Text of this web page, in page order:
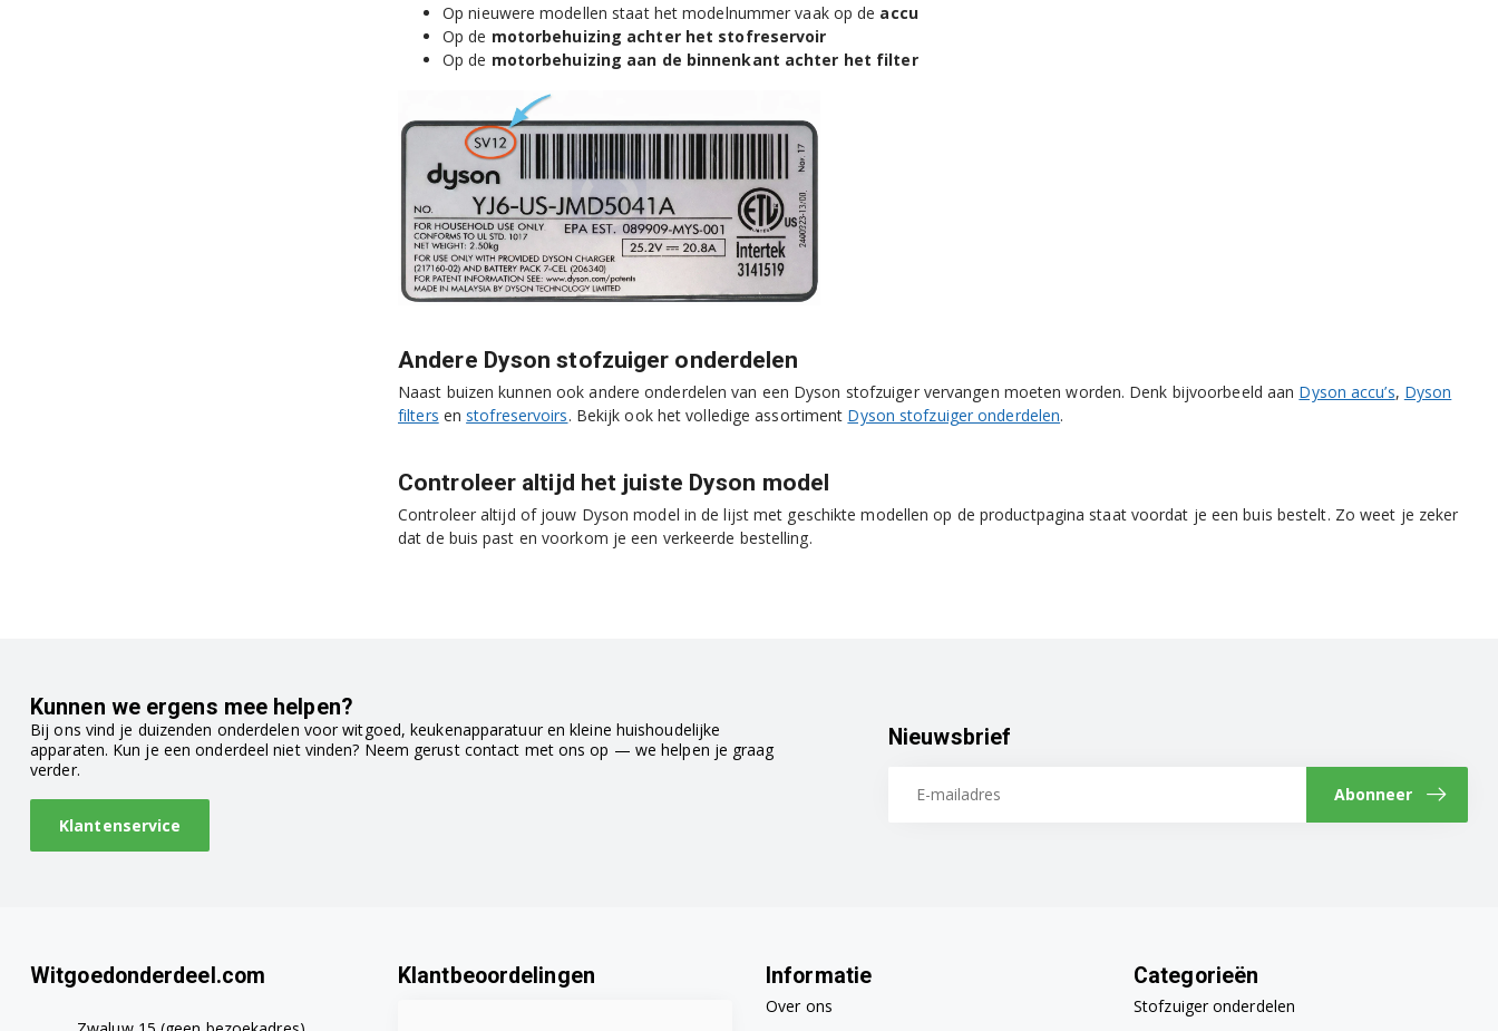
Op nieuwere modellen staat het modelnummer vaak op de accu
Op de motorbehuizing achter het stofreservoir
Op de motorbehuizing aan de binnenkant achter het filter
Andere Dyson stofzuiger onderdelen
Naast buizen kunnen ook andere onderdelen van een Dyson stofzuiger vervangen moeten worden. Denk bijvoorbeeld aan Dyson accu’s, Dyson
filters en stofreservoirs. Bekijk ook het volledige assortiment Dyson stofzuiger onderdelen.
Controleer altijd het juiste Dyson model
Controleer altijd of jouw Dyson model in de lijst met geschikte modellen op de productpagina staat voordat je een buis bestelt. Zo weet je zeker
dat de buis past en voorkom je een verkeerde bestelling.
Kunnen we ergens mee helpen?
Bij ons vind je duizenden onderdelen voor witgoed, keukenapparatuur en kleine huishoudelijke
apparaten. Kun je een onderdeel niet vinden? Neem gerust contact met ons op — we helpen je graag
verder.
Klantenservice
Nieuwsbrief
Abonneer
Witgoedonderdeel.com Klantbeoordelingen Informatie
Over ons
Categorieën
Stofzuiger onderdelen